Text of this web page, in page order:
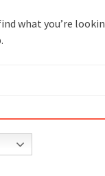
what you’re